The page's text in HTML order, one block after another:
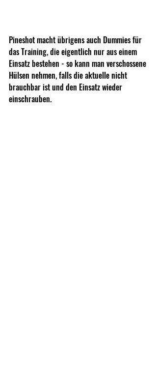
Pineshot macht übrigens auch Dummies für
das Training, die eigentlich nur aus einem
Einsatz bestehen - so kann man verschossene
Hülsen nehmen, falls die aktuelle nicht
brauchbar ist und den Einsatz wieder
einschrauben.